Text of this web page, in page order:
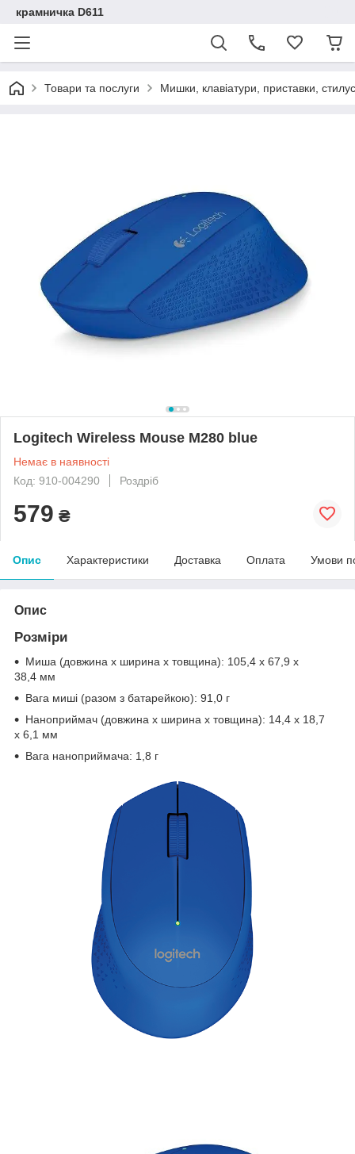
крамничка D611
Товари та послуги Мишки, клавіатури, приставки,
Logitech Wireless Mouse M280 blue
Немає в наявності
Код: 910-004290
Роздріб
579 ₴
Опис Характеристики Доставка Оплата Умови
Опис
Розміри
Миша (довжина x ширина x товщина): 105,4 x 67,9 x
38,4 мм
Вага миші (разом з батарейкою): 91,0 г
Наноприймач (довжина x ширина x товщина): 14,4 x 18,7
x 6,1 мм
Вага наноприймача: 1,8 г